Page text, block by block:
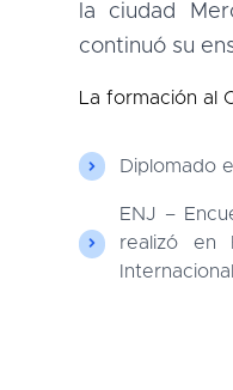
la ciudad
continuó su
La formación al
Diplomado
ENJ –
realizó en